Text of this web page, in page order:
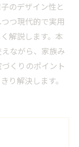
のデザイン性と
つ現代的で実用
解説します。本
ながら、家族み
くりのポイント
り解決します。